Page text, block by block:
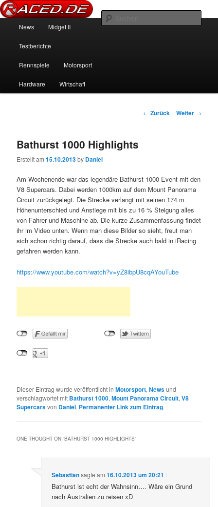
Raced.de
News über Rennspiele und der echten Autowelt
Zum Inhalt wechseln
Zum sekundären Inhalt wechseln
News Midget II
Testberichte
Rennspiele Motorsport
Hardware Wirtschaft
Beitrags-Navigation
← Zurück Weiter →
Bathurst 1000 Highlights
Erstellt am15.10.2013by Daniel
Am Wochenende war das legendäre Bathurst 1000 Event mit den
V8 Supercars. Dabei werden 1000km auf dem Mount Panorama
Circuit zurückgelegt. Die Strecke verlangt mit seinen 174 m
Höhenunterschied und Anstiege mit bis zu 16 % Steigung alles
von Fahrer und Maschine ab. Die kurze Zusammenfassung findet
ihr im Video unten. Wenn man diese Bilder so sieht, freut man
sich schon richtig darauf, dass die Strecke auch bald in iRacing
gefahren werden kann.
https://www.youtube.com/watch?v=yZ8ibpU8cqAYouTube
Dieser Eintrag wurde veröffentlicht inMotorsport,Newsund
verschlagwortet mit Bathurst 1000,Mount Panorama Circuit,V8
Supercarsvon Daniel. Permanenter Link zum Eintrag.
ONE THOUGHT ON “BATHURST 1000 HIGHLIGHTS”
Sebastiansagte am16.10.2013 um 20:21 :
Bathurst ist echt der Wahnsinn…. Wäre ein Grund
nach Australien zu reisen xD